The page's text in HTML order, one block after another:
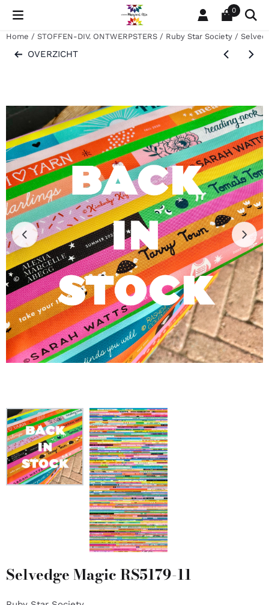
Cookievoorkeuren zijn momenteel gesloten. 0
Home / STOFFEN-DIV. ONTWERPSTERS / Ruby Star Society /
OVERZICHT
Selvedge Magic RS5179-11